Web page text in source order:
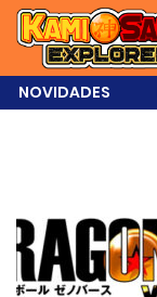
NOVIDADES